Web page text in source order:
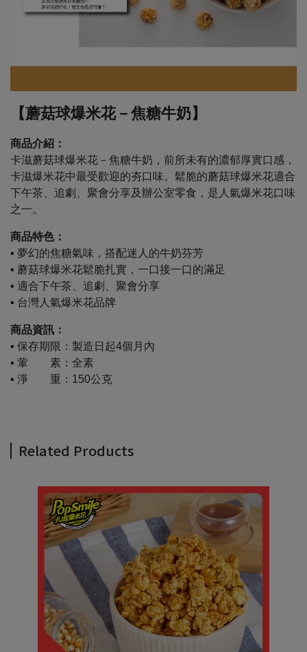
【蘑菇球爆米花－焦糖牛奶】
商品介紹：
卡滋蘑菇球爆米花－焦糖牛奶，前所未有的濃郁厚實口感，
卡滋爆米花中最受歡迎的夯口味。鬆脆的蘑菇球爆米花適合
下午茶、追劇、聚會分享及辦公室零食，是人氣爆米花口味
之一。
商品特色：
▪ 夢幻的焦糖氣味，搭配迷人的牛奶芬芳
▪ 蘑菇球爆米花鬆脆扎實，一口接一口的滿足
▪ 適合下午茶、追劇、聚會分享
​​​​​​▪ 台灣人氣爆米花品牌
商品資訊：
▪ 保存期限：製造日起4個月內
▪ 葷 素：全素
▪ 淨 重：150公克
Related Products